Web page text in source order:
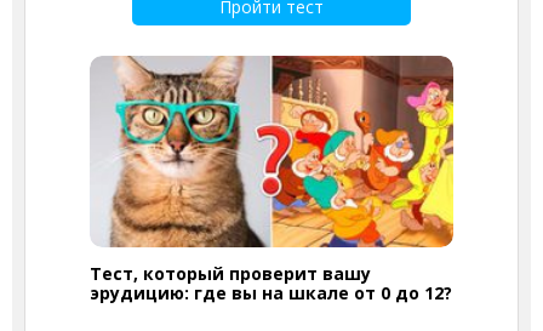
Пройти тест
Тест, который проверит вашу
эрудицию: где вы на шкале от 0 до 12?